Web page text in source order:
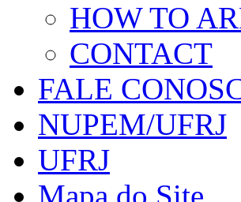
HOW TO
CONTACT
FALE
NUPEM/UFRJ
UFRJ